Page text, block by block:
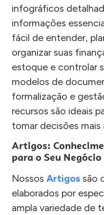
infográficos
informações
fácil de entender,
organizar suas
estoque e controlar
modelos de
formalização e
recursos são ideais
tomar decisões mais
Artigos:
para o Seu Negócio
Nossos Artigos são
elaborados por
ampla variedade de